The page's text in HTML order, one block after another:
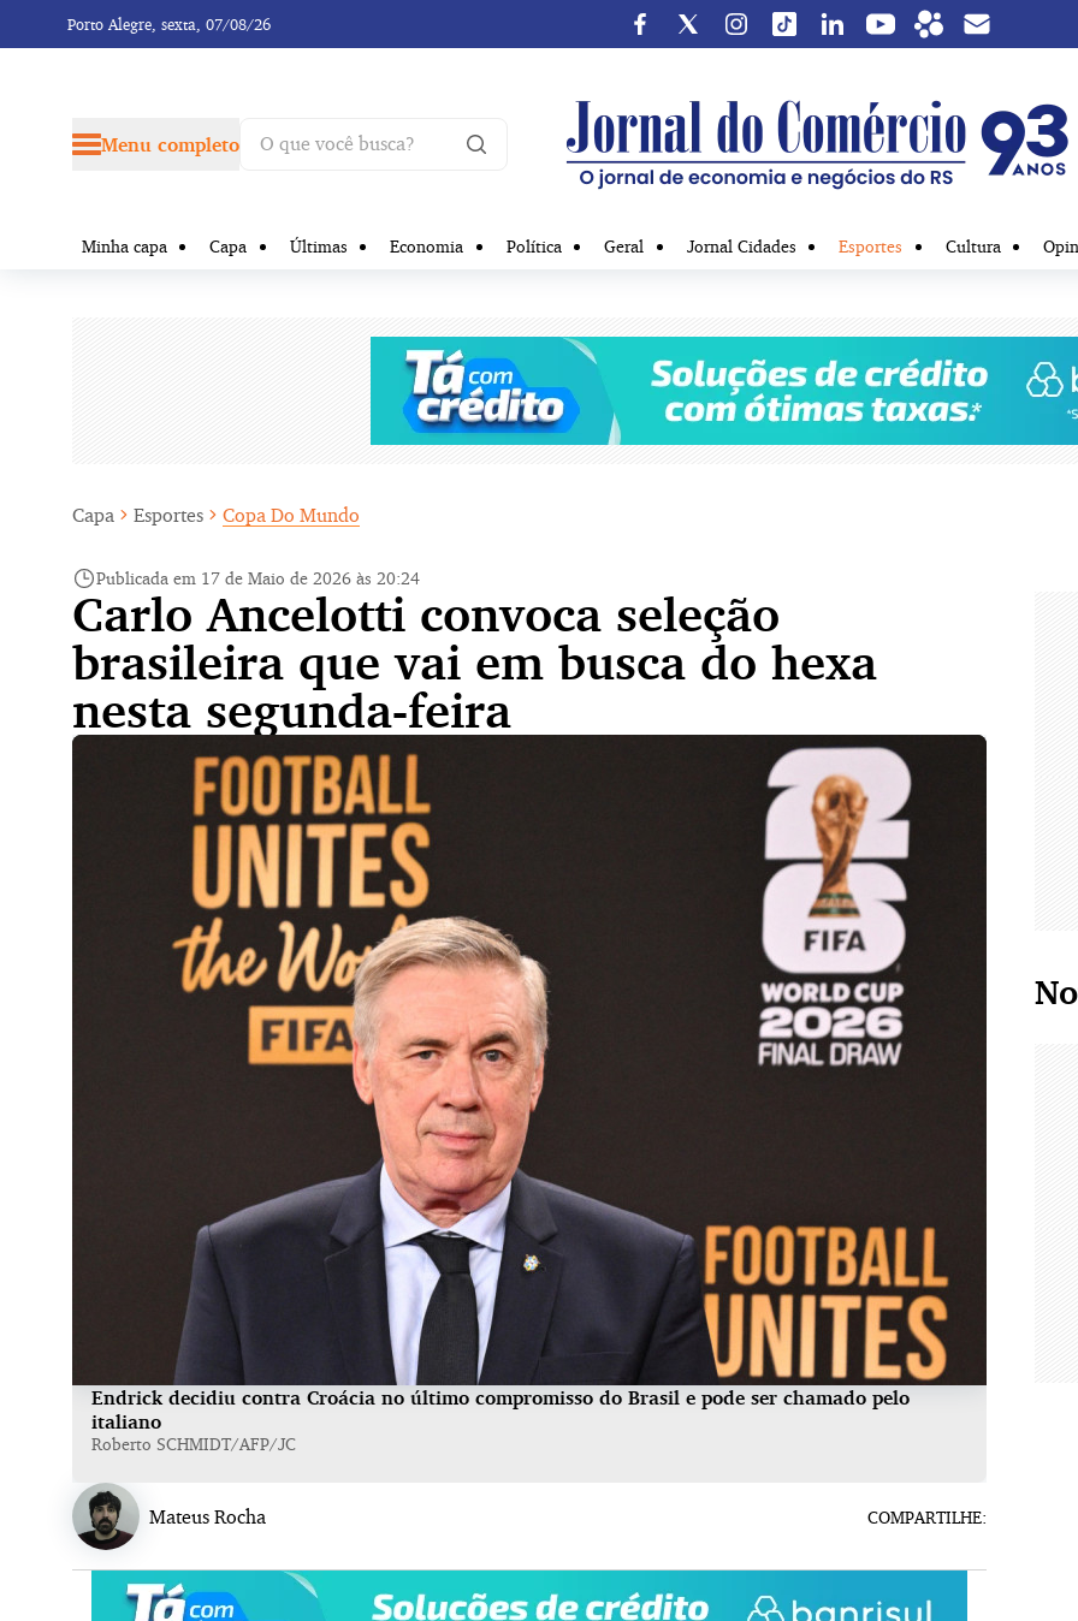
Porto Alegre, sexta, 07/08/26
Menu completo
Minha capa Capa Últimas Economia Política Geral Jornal Cidades Esportes Cultura
Capa Esportes Copa Do Mundo
Publicada em 17 de Maio de 2026 às 20:24
Carlo Ancelotti convoca seleção
brasileira que vai em busca do hexa
nesta segunda-feira
Endrick decidiu contra Croácia no último compromisso do Brasil e pode ser chamado pelo
italiano
Roberto SCHMIDT/AFP/JC
COMPARTILHE:
Mateus Rocha